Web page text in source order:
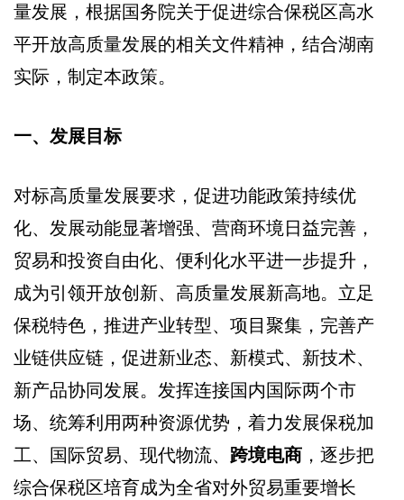
量发展，根据国务院关于促进综合保税区高水
平开放高质量发展的相关文件精神，结合湖南
实际，制定本政策。
一、发展目标
对标高质量发展要求，促进功能政策持续优
化、发展动能显著增强、营商环境日益完善，
贸易和投资自由化、便利化水平进一步提升，
成为引领开放创新、高质量发展新高地。立足
保税特色，推进产业转型、项目聚集，完善产
业链供应链，促进新业态、新模式、新技术、
新产品协同发展。发挥连接国内国际两个市
场、统筹利用两种资源优势，着力发展保税加
工、国际贸易、现代物流、 跨境电商 ，逐步把
综合保税区培育成为全省对外贸易重要增长